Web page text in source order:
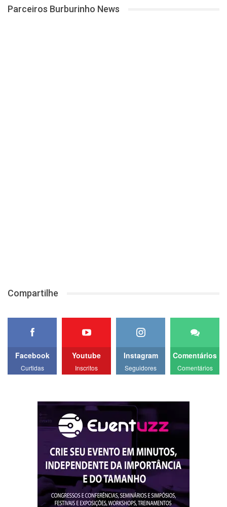
Parceiros Burburinho News
Compartilhe
Facebook
Curtidas
Youtube
Inscritos
Instagram
Seguidores
Comentários
Comentários